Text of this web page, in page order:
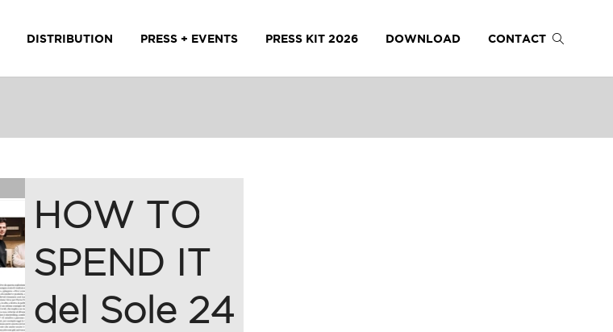
DISTRIBUTION PRESS + EVENTS PRESS KIT 2026 DOWNLOAD CONTACT
HOW TO
SPEND IT
del Sole 24